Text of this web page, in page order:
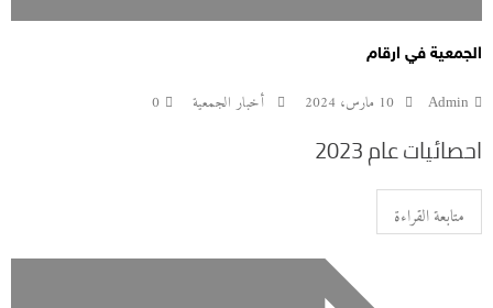
الجمعية في ارقام
Admin 10 مارس، 2024 أخبار الجمعية 0
احصائيات عام 2023
متابعة القراءة